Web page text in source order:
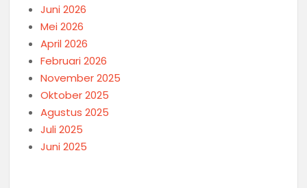
Juni 2026
Mei 2026
April 2026
Februari 2026
November 2025
Oktober 2025
Agustus 2025
Juli 2025
Juni 2025